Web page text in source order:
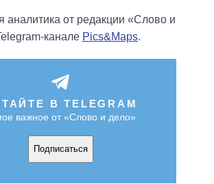
аналитика от редакции «Слово и
канале Pics&Maps.
В TELEGRAM
важное от «Слово и дело»
Подписаться